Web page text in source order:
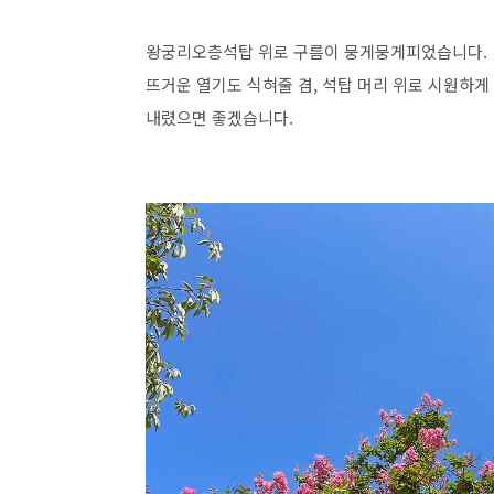
왕궁리오층석탑 위로 구름이 뭉게뭉게피었습니다.
뜨거운 열기도 식혀줄 겸, 석탑 머리 위로 시원하
내렸으면 좋겠습니다.